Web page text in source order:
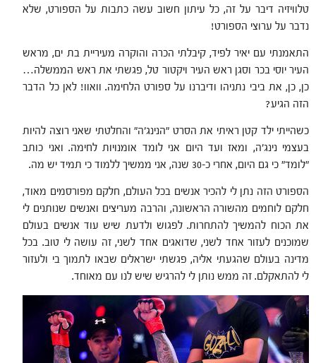
טלוויזיה דיבר על זה, כל עיתון חשוב עשה כתבות על הספורט, שלא
נדבר על ערוצי הספורט!
התאמנתי עם יאיר לפיד, קיבלתי הכרה והוקרה מעיריית בת ים, מראש
העיר יוסי בכר וסגן ראש העיר ויקטור טל, פגשתי את ראש הממשלה…
כן, כן, את ביבי נתניהו ודיברנו על ספורט הלחימה. וואוו! לאן כל הדבר
הזה הגיע?
כשהייתי ילד קטן ראיתי את הסרט "הנינג’ה" והחלטתי שאני רוצה להיות
בעצמי נינג’ה, ומאז ועד היום אני לומד אומנויות לחימה. ואני כותב
"לומד" כי גם היום, אחרי כ-30 שנה, אני ממשיך ללמוד כי תמיד יש מה.
הספורט הזה נתן לי להכיר אנשים בכל העולם, חלקם מפורסמים מאוד,
חלקם לוחמים מהשורה הראשונה, והרבה מעריצים ואנשים שנותנים לי
את הכוח להמשיך להתחרות. לפגוש ולדעת שיש עוד אנשים בעולם
שמוכנים לעזור אחד לשני, שדואגים אחד לשני, זה עושה לי טוב. בכל
מדינה בעולם שהגעתי אליה, פגשתי ישראלים שבאו לתמוך בי ולעזור
לי להתאקלם. זה ממש נותן לי להרגיש שיש לנו עם מאוחד.